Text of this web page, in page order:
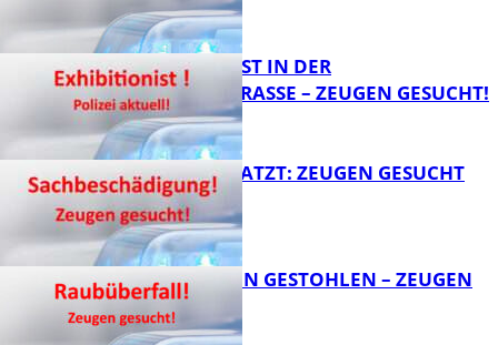
EXHIBITIONIST IN DER
VELMANNSTRASSE – ZEUGEN GESUCHT!
AUTO ZERKRATZT: ZEUGEN GESUCHT
TEURE KETTEN GESTOHLEN – ZEUGEN
GESUCHT!